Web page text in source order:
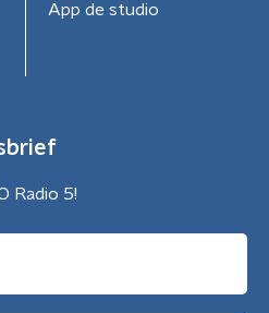
App de studio
Radio 5!